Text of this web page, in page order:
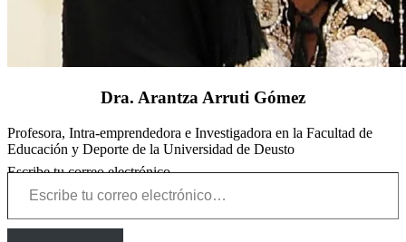
Dra. Arantza Arruti Gómez
Profesora, Intra-emprendedora e Investigadora en la Facultad de
Educación y Deporte de la Universidad de Deusto
Escribe tu correo electrónico…